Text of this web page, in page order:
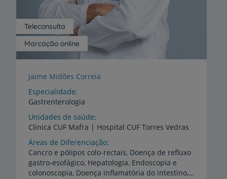
Marcação online
Teleconsulta
Jaime Midões Correia
Especialidade
Gastrenterologia
Unidades de saúde
Clínica CUF Mafra | Hospital CUF Torres Vedras
Áreas de Diferenciação
Cancro e pólipos colo-rectais, Doença de refluxo
gastro-esofágico, Hepatologia, Endoscopia e
colonoscopia, Doença inflamatória do intestino, Rastreio do cancro colo-rectal, Ecoendoscopia